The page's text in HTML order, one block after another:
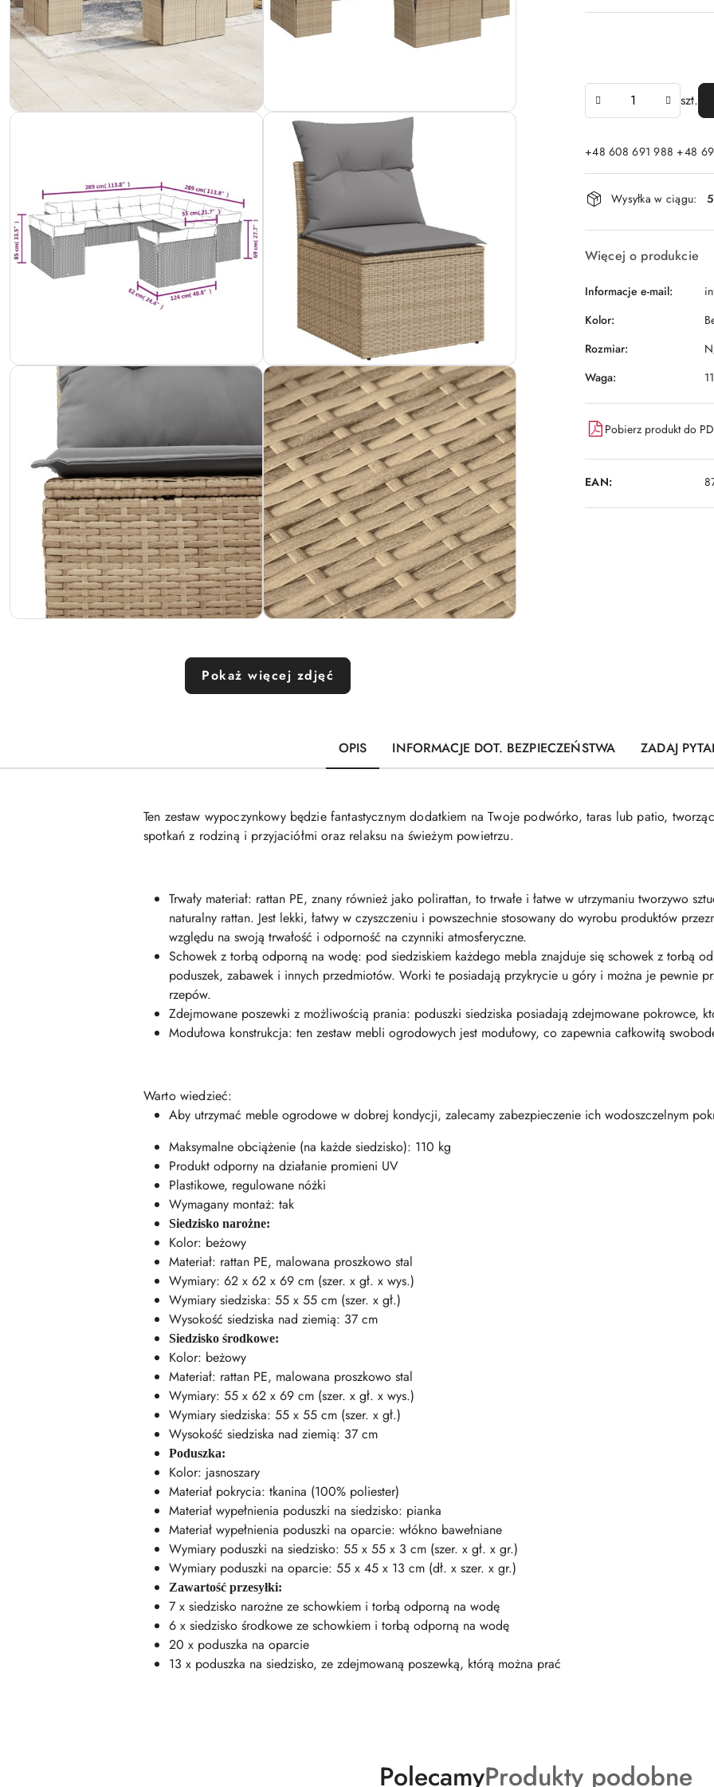
Pokaż więcej zdjęć
szt.
+48 608 691 988 +48
Dostępność
i
dostawa
Wysyłka w ciągu:
Więcej o produkcie
Informacje e-mail:
Kolor:
Rozmiar:
Waga:
Pobierz produkt do
EAN:
OPIS INFORMACJE DOT. BEZPIECZEŃSTWA ZADAJ
Ten zestaw wypoczynkowy będzie fantastycznym dodatkiem na Twoje podwórko, taras lub patio,
spotkań z rodziną i przyjaciółmi oraz relaksu na świeżym powietrzu.
Trwały materiał: rattan PE, znany również jako polirattan, to trwałe i łatwe w utrzymaniu tworzywo
naturalny rattan. Jest lekki, łatwy w czyszczeniu i powszechnie stosowany do wyrobu produktów
względu na swoją trwałość i odporność na czynniki atmosferyczne.
Schowek z torbą odporną na wodę: pod siedziskiem każdego mebla znajduje się schowek z torbą
poduszek, zabawek i innych przedmiotów. Worki te posiadają przykrycie u góry i można je pewnie
rzepów.
Zdejmowane poszewki z możliwością prania: poduszki siedziska posiadają zdejmowane pokrowce,
Modułowa konstrukcja: ten zestaw mebli ogrodowych jest modułowy, co zapewnia całkowitą
Warto wiedzieć:
Aby utrzymać meble ogrodowe w dobrej kondycji, zalecamy zabezpieczenie ich wodoszczelnym
Maksymalne obciążenie (na każde siedzisko): 110 kg
Produkt odporny na działanie promieni UV
Plastikowe, regulowane nóżki
Wymagany montaż: tak
Siedzisko narożne:
Kolor: beżowy
Materiał: rattan PE, malowana proszkowo stal
Wymiary: 62 x 62 x 69 cm (szer. x gł. x wys.)
Wymiary siedziska: 55 x 55 cm (szer. x gł.)
Wysokość siedziska nad ziemią: 37 cm
Siedzisko środkowe:
Kolor: beżowy
Materiał: rattan PE, malowana proszkowo stal
Wymiary: 55 x 62 x 69 cm (szer. x gł. x wys.)
Wymiary siedziska: 55 x 55 cm (szer. x gł.)
Wysokość siedziska nad ziemią: 37 cm
Poduszka:
Kolor: jasnoszary
Materiał pokrycia: tkanina (100% poliester)
Materiał wypełnienia poduszki na siedzisko: pianka
Materiał wypełnienia poduszki na oparcie: włókno bawełniane
Wymiary poduszki na siedzisko: 55 x 55 x 3 cm (szer. x gł. x gr.)
Wymiary poduszki na oparcie: 55 x 45 x 13 cm (dł. x szer. x gr.)
Zawartość przesyłki:
7 x siedzisko narożne ze schowkiem i torbą odporną na wodę
6 x siedzisko środkowe ze schowkiem i torbą odporną na wodę
20 x poduszka na oparcie
13 x poduszka na siedzisko, ze zdejmowaną poszewką, którą można prać
Produkty
PolecamyProdukty
Produkty podobne